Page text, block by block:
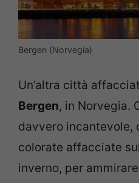
Bergen (Norvegia)
Un’altra città
Bergen, in Norvegia.
davvero incantevole,
colorate affacciate
inverno, per